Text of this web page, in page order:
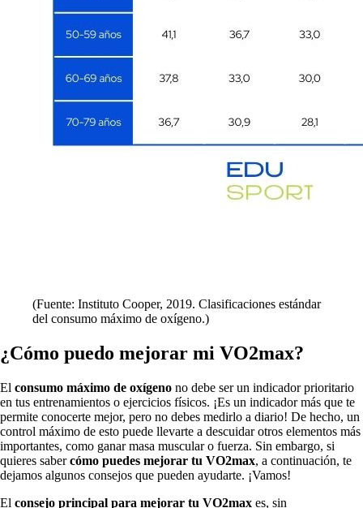
(Fuente: Instituto Cooper, 2019. Clasificaciones estándar
del consumo máximo de oxígeno.)
¿Cómo puedo mejorar mi VO2max?
El consumo máximo de oxígeno no debe ser un indicador prioritario
en tus entrenamientos o ejercicios físicos. ¡Es un indicador más que te
permite conocerte mejor, pero no debes medirlo a diario! De hecho, un
control máximo de esto puede llevarte a descuidar otros elementos más
importantes, como ganar masa muscular o fuerza. Sin embargo, si
quieres sabercómo puedes mejorar tu VO2max, a continuación, te
dejamos algunos consejos que pueden ayudarte. ¡Vamos!
El consejo principal para mejorar tu VO2max es, sin